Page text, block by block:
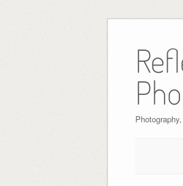
content